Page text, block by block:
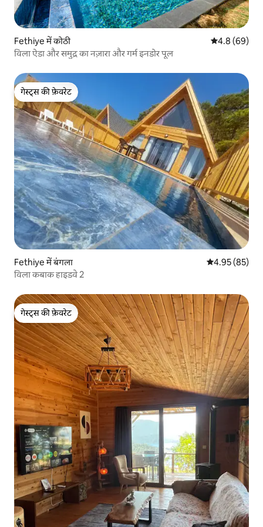
Fethiye में कोठी औसत रेटिंग 5 में
4.8 (69)
विला ऐडा और समुद्र का नज़ारा और गर्म इनडोर पूल
गेस्ट्स की फ़ेवरेट
गेस्ट्स की फ़ेवरेट
Fethiye में बंगला औसत रेटिंग 5 में
4.95 (85)
विला कबाक हाइडवे 2
गेस्ट्स की फ़ेवरेट
गेस्ट्स की फ़ेवरेट